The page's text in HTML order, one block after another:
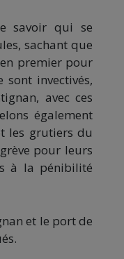
savoir qui se
sachant que
premier pour
sont invectivés,
avec ces
également
les grutiers du
pour leurs
à la pénibilité
et le port de